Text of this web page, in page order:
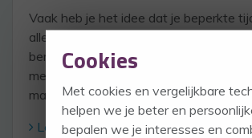
Vaak heb je het idee dat je beperkte
alles voor elkaar te krijgen wat je met
bereiken. Toch kun je met de beperkte
mensen die je hebt met een paar tips
maken!
Lees verder
Cookies
Met cookies en vergelijkbare
helpen we je beter en
bepalen we je interesses en